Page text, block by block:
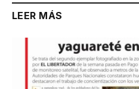
LEER MÁS